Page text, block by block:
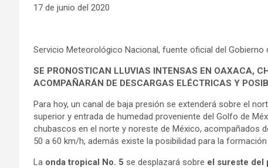
17 de junio del 2020
Servicio Meteorológico Nacional, fuente oficial del Gobierno
SE PRONOSTICAN LLUVIAS INTENSAS EN OAXACA,
ACOMPAÑARÁN DE DESCARGAS ELÉCTRICAS Y
Para hoy, un canal de baja presión se extenderá sobre el
superior y entrada de humedad proveniente del Golfo de
chubascos en el norte y noreste de México, acompañados
50 a 60 km/h, además existe la posibilidad para la
La onda tropical No. 5 se desplazará sobre el sureste del